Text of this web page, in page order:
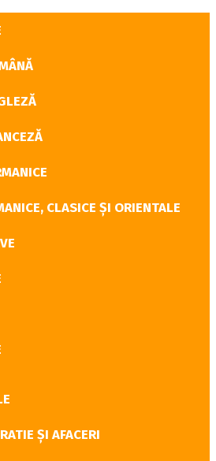
CLASICE ȘI ORIENTALE
ȘI AFACERI